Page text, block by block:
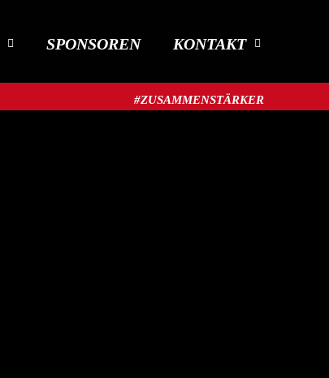
SPONSOREN KONTAKT
#ZUSAMMENSTÄRKER​